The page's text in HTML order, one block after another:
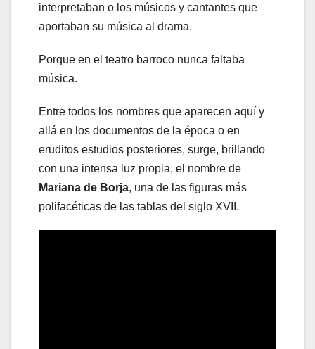
interpretaban o los músicos y cantantes que
aportaban su música al drama.
Porque en el teatro barroco nunca faltaba
música.
Entre todos los nombres que aparecen aquí y
allá en los documentos de la época o en
eruditos estudios posteriores, surge, brillando
con una intensa luz propia, el nombre de
Mariana de Borja, una de las figuras más
polifacéticas de las tablas del siglo XVII.